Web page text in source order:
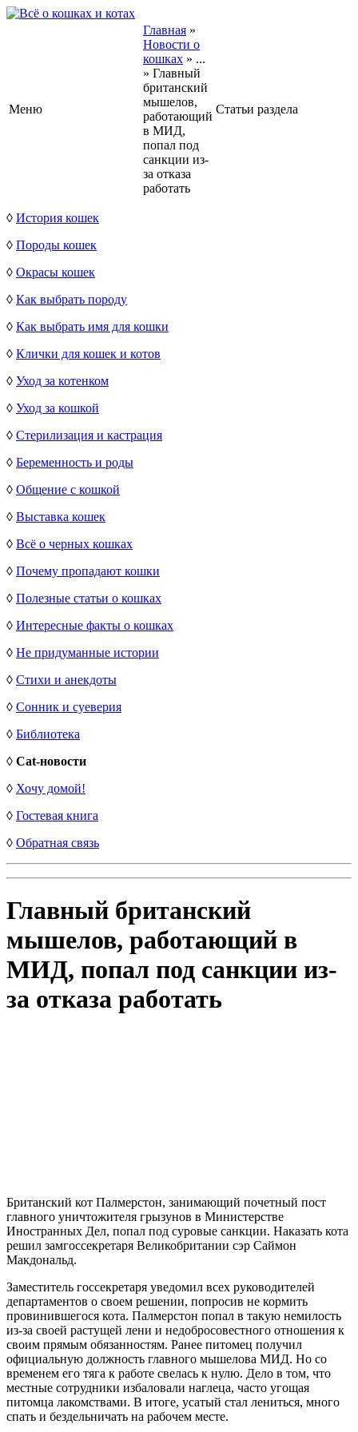
Меню
Главная »
Новости о
кошках » ...
» Главный
британский
мышелов,
работающий
в МИД,
попал под
санкции из-
за отказа
работать
Статьи раздела
◊ История кошек
◊ Породы кошек
◊ Окрасы кошек
◊ Как выбрать породу
◊ Как выбрать имя для кошки
◊ Клички для кошек и котов
◊ Уход за котенком
◊ Уход за кошкой
◊ Стерилизация и кастрация
◊ Беременность и роды
◊ Общение с кошкой
◊ Выставка кошек
◊ Всё о черных кошках
◊ Почему пропадают кошки
◊ Полезные статьи о кошках
◊ Интересные факты о кошках
◊ Не придуманные истории
◊ Стихи и анекдоты
◊ Сонник и суеверия
◊ Библиотека
◊ Cat-новости
◊ Хочу домой!
◊ Гостевая книга
◊ Обратная связь
Главный британский
мышелов, работающий в
МИД, попал под санкции из-
за отказа работать
Британский кот Палмерстон, занимающий почетный пост
главного уничтожителя грызунов в Министерстве
Иностранных Дел, попал под суровые санкции. Наказать кота
решил замгоссекретаря Великобритании сэр Саймон
Макдональд.
Заместитель госсекретаря уведомил всех руководителей
департаментов о своем решении, попросив не кормить
провинившегося кота. Палмерстон попал в такую немилость
из-за своей растущей лени и недобросовестного отношения к
своим прямым обязанностям. Ранее питомец получил
официальную должность главного мышелова МИД. Но со
временем его тяга к работе свелась к нулю. Дело в том, что
местные сотрудники избаловали наглеца, часто угощая
питомца лакомствами. В итоге, усатый стал лениться, много
спать и бездельничать на рабочем месте.